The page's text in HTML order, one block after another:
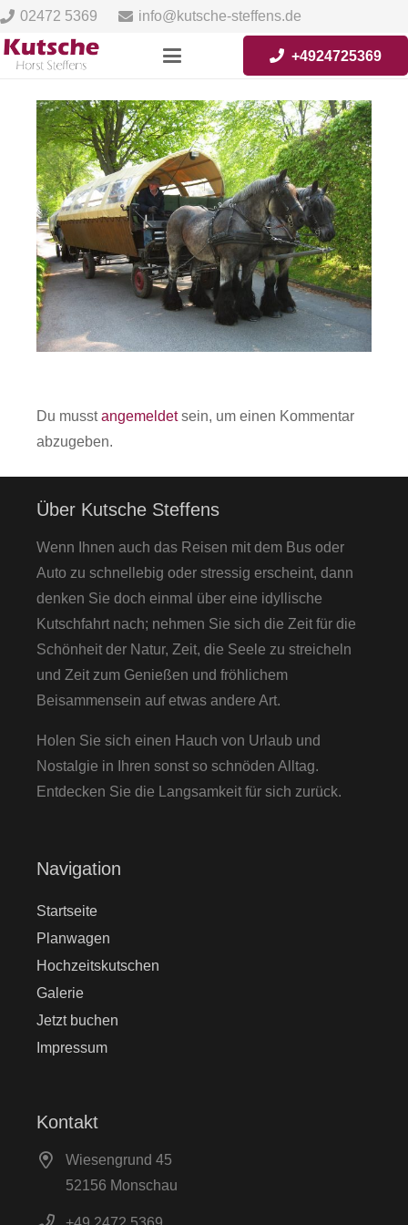
02472 5369 info@kutsche-steffens.de
+4924725369
Du musstangemeldetsein, um einen Kommentar
abzugeben.
Über Kutsche Steffens
Wenn Ihnen auch das Reisen mit dem Bus oder
Auto zu schnellebig oder stressig erscheint, dann
denken Sie doch einmal über eine idyllische
Kutschfahrt nach; nehmen Sie sich die Zeit für die
Schönheit der Natur, Zeit, die Seele zu streicheln
und Zeit zum Genießen und fröhlichem
Beisammensein auf etwas andere Art.
Holen Sie sich einen Hauch von Urlaub und
Nostalgie in Ihren sonst so schnöden Alltag.
Entdecken Sie die Langsamkeit für sich zurück.
Navigation
Startseite
Planwagen
Hochzeitskutschen
Galerie
Jetzt buchen
Impressum
Kontakt
Wiesengrund 45
52156 Monschau